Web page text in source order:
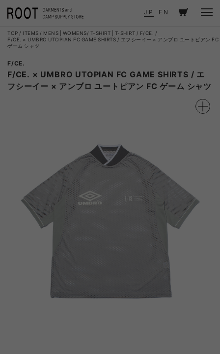
JP EN
TOP ITEMS MENS WOMENS T-SHIRT T-SHIRT
F/CE.
F/CE. × UMBRO UTOPIAN FC GAME SHIRTS / エフシーイー × アンブロ ユートピアン FC
ゲーム シャツ
F/CE.
F/CE. × UMBRO UTOPIAN FC GAME SHIRTS / エ
フシーイー × アンブロ ユートピアン FC ゲーム シャツ